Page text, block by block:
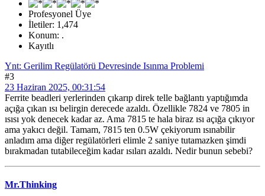
Profesyonel Üye
İletiler: 1,474
Konum: .
Kayıtlı
Ynt: Gerilim Regülatörü Devresinde Isınma Problemi
#3
23 Haziran 2025, 00:31:54
Ferrite beadleri yerlerinden çıkarıp direk telle bağlantı yaptığımda
açığa çıkan ısı belirgin derecede azaldı. Özellikle 7824 ve 7805 in
ısısı yok denecek kadar az. Ama 7815 te hala biraz ısı açığa çıkıyor
ama yakıcı değil. Tamam, 7815 ten 0.5W çekiyorum ısınabilir
anladım ama diğer regülatörleri elimle 2 saniye tutamazken şimdi
bırakmadan tutabileceğim kadar ısıları azaldı. Nedir bunun sebebi?
Mr.Thinking